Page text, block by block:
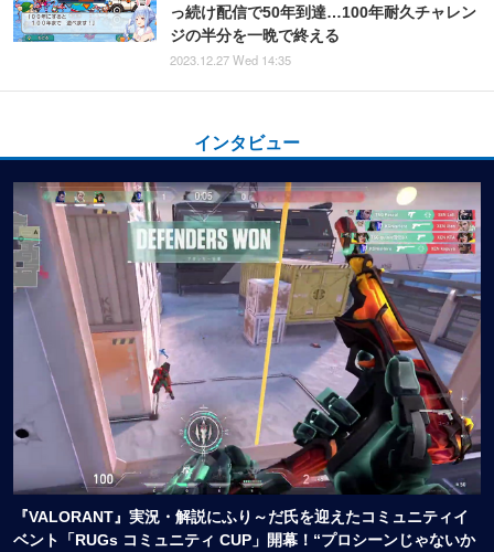
っ続け配信で50年到達…100年耐久チャレン
ジの半分を一晩で終える
2023.12.27 Wed 14:35
インタビュー
『VALORANT』実況・解説にふり～だ氏を迎えたコミュニティイ
ベント「RUGs コミュニティ CUP」開幕！“プロシーンじゃないか